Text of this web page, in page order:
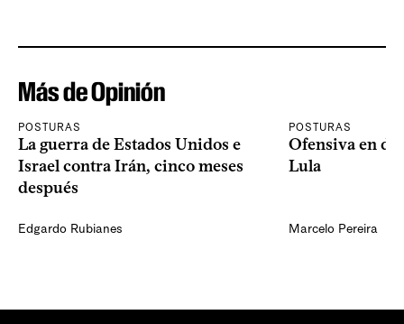
Más de Opinión
POSTURAS
La guerra de Estados Unidos e
Israel contra Irán, cinco meses
después
Edgardo Rubianes
POSTURAS
Ofensiva en
Lula
Marcelo Pereira